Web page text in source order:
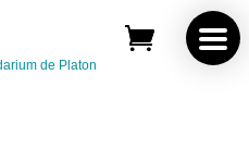
de Platon